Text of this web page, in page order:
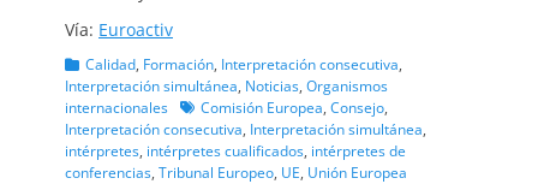
Vía: Euroactiv
Categorias
Calidad, Formación, Interpretación consecutiva,
Interpretación simultánea, Noticias, Organismos
internacionales Etiquetas
Comisión Europea, Consejo,
Interpretación consecutiva, Interpretación simultánea,
intérpretes, intérpretes cualificados, intérpretes de
conferencias, Tribunal Europeo, UE, Unión Europea